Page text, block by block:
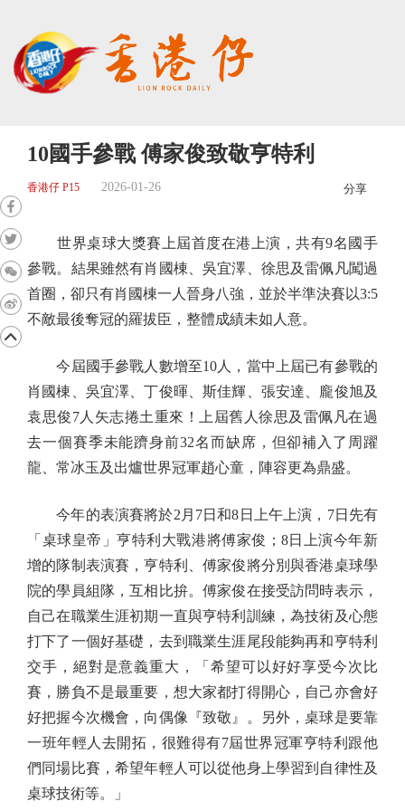
10國手參戰 傅家俊致敬亨特利
香港仔 P15 2026-01-26 分享
世界桌球大獎賽上屆首度在港上演，共有9名國手
參戰。結果雖然有肖國棟、吳宜澤、徐思及雷佩凡闖過
首圈，卻只有肖國棟一人晉身八強，並於半準決賽以3:5
不敵最後奪冠的羅拔臣，整體成績未如人意。
今屆國手參戰人數增至10人，當中上屆已有參戰的
肖國棟、吳宜澤、丁俊暉、斯佳輝、張安達、龐俊旭及
袁思俊7人矢志捲土重來！上屆舊人徐思及雷佩凡在過
去一個賽季未能躋身前32名而缺席，但卻補入了周躍
龍、常冰玉及出爐世界冠軍趙心童，陣容更為鼎盛。
今年的表演賽將於2月7日和8日上午上演，7日先有
「桌球皇帝」亨特利大戰港將傅家俊；8日上演今年新
增的隊制表演賽，亨特利、傅家俊將分別與香港桌球學
院的學員組隊，互相比拚。傅家俊在接受訪問時表示，
自己在職業生涯初期一直與亨特利訓練，為技術及心態
打下了一個好基礎，去到職業生涯尾段能夠再和亨特利
交手，絕對是意義重大，「希望可以好好享受今次比
賽，勝負不是最重要，想大家都打得開心，自己亦會好
好把握今次機會，向偶像『致敬』。另外，桌球是要靠
一班年輕人去開拓，很難得有7屆世界冠軍亨特利跟他
們同場比賽，希望年輕人可以從他身上學習到自律性及
桌球技術等。」